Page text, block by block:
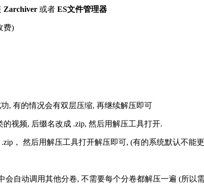
Zarchiver 或者 ES文件管理器
费)
, 有的情况会有双层压缩, 再继续解压即可
视频, 后缀名改成 .zip, 然后用解压工具打开.
， 然后用解压工具打开解压即可, (有的系统默认不能
自动调用其他分卷, 不需要每个分卷都解压一遍 (所以